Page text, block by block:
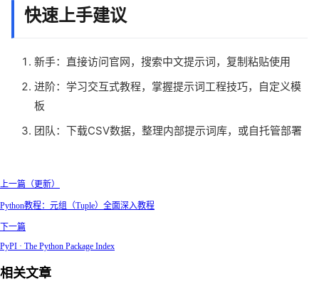
快速上手建议
新手：直接访问官网，搜索中文提示词，复制粘贴使用
进阶：学习交互式教程，掌握提示词工程技巧，自定义模
板
团队：下载CSV数据，整理内部提示词库，或自托管部署
上一篇（更新）
Python教程：元组（Tuple）全面深入教程
下一篇
PyPI · The Python Package Index
相关文章